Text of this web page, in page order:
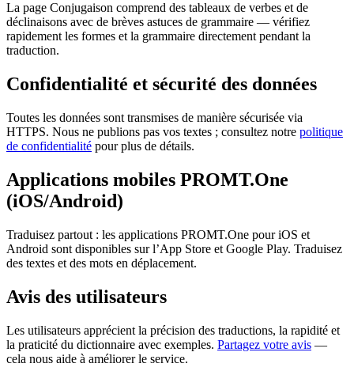
La page Conjugaison comprend des tableaux de verbes et de
déclinaisons avec de brèves astuces de grammaire — vérifiez
rapidement les formes et la grammaire directement pendant la
traduction.
Confidentialité et sécurité des données
Toutes les données sont transmises de manière sécurisée via
HTTPS. Nous ne publions pas vos textes ; consultez notre politique
de confidentialité pour plus de détails.
Applications mobiles PROMT.One
(iOS/Android)
Traduisez partout : les applications PROMT.One pour iOS et
Android sont disponibles sur l’App Store et Google Play. Traduisez
des textes et des mots en déplacement.
Avis des utilisateurs
Les utilisateurs apprécient la précision des traductions, la rapidité et
la praticité du dictionnaire avec exemples. Partagez votre avis —
cela nous aide à améliorer le service.